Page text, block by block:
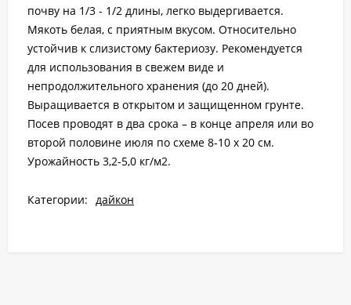
почву на 1/3 - 1/2 длины, легко выдергивается.
Мякоть белая, с приятным вкусом. Относительно
устойчив к слизистому бактериозу. Рекомендуется
для использования в свежем виде и
непродолжительного хранения (до 20 дней).
Выращивается в открытом и защищенном грунте.
Посев проводят в два срока – в конце апреля или во
второй половине июля по схеме 8-10 х 20 см.
Урожайность 3,2-5,0 кг/м2.
Категории: дайкон